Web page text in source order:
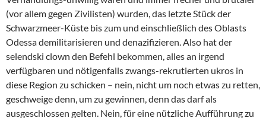
(vor allem gegen Zivilisten) wurden, das letzte Stück der
Schwarzmeer-Küste bis zum und einschließlich des Oblasts
Odessa demilitarisieren und denazifizieren. Also hat der
selendski clown den Befehl bekommen, alles an irgend
verfügbaren und nötigenfalls zwangs-rekrutierten ukros in
diese Region zu schicken – nein, nicht um noch etwas zu retten,
geschweige denn, um zu gewinnen, denn das darf als
ausgeschlossen gelten. Nein, für eine nützliche Aufführung zu